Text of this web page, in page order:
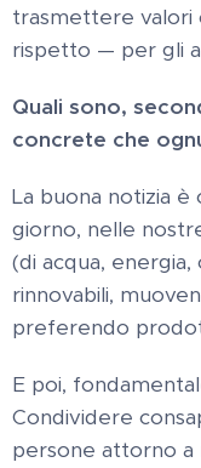
trasmettere valori
rispetto — per gli
Quali sono,
concrete che
La buona notizia è
giorno, nelle
(di acqua,
rinnovabili,
preferendo
E poi,
Condividere
persone attorno a